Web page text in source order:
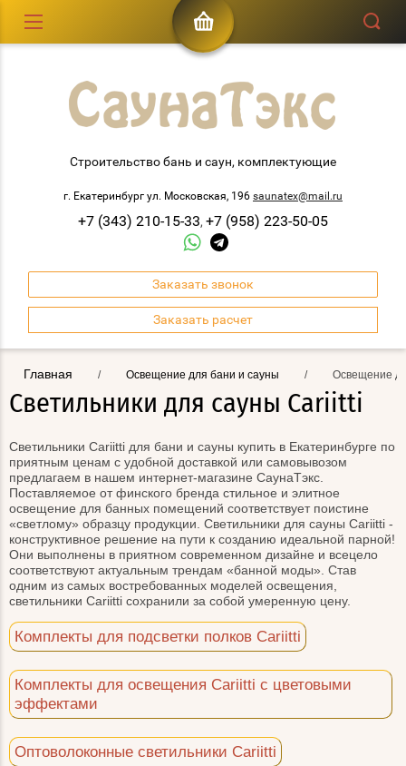
Строительство бань и саун, комплектующие
г. Екатеринбург ул. Московская, 196 saunatex@mail.ru
+7 (343) 210-15-33, +7 (958) 223-50-05
Заказать звонок
Заказать расчет
Главная / Освещение для бани и сауны / Освещение
Светильники для сауны Cariitti
Светильники Cariitti для бани и сауны купить в Екатеринбурге по
приятным ценам с удобной доставкой или самовывозом
предлагаем в нашем интернет-магазине СаунаТэкс.
Поставляемое от финского бренда стильное и элитное
освещение для банных помещений соответствует поистине
«светлому» образцу продукции. Светильники для сауны Cariitti -
конструктивное решение на пути к созданию идеальной парной!
Они выполнены в приятном современном дизайне и всецело
соответствуют актуальным трендам «банной моды». Став
одним из самых востребованных моделей освещения,
светильники Cariitti сохранили за собой умеренную цену.
Комплекты для подсветки полков Cariitti
Комплекты для освещения Cariitti с цветовыми
эффектами
Оптоволоконные светильники Cariitti